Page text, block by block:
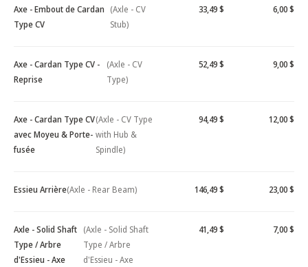
Axe - Embout de Cardan
Type CV
(Axle - CV
Stub)
33,49 $ 6,00 $
Axe - Cardan Type CV -
Reprise
(Axle - CV
Type)
52,49 $ 9,00 $
Axe - Cardan Type CV
avec Moyeu & Porte-
fusée
(Axle - CV Type
with Hub &
Spindle)
94,49 $ 12,00 $
Essieu Arrière(Axle - Rear Beam) 146,49 $ 23,00 $
Axle - Solid Shaft
Type / Arbre
d'Essieu - Axe
(Axle - Solid Shaft
Type / Arbre
d'Essieu - Axe
41,49 $ 7,00 $